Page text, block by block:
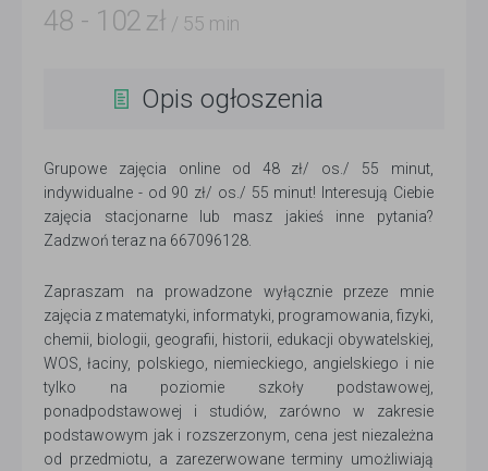
48 - 102 zł / 55 min
Opis ogłoszenia
Grupowe zajęcia online od 48 zł/ os./ 55 minut,
indywidualne - od 90 zł/ os./ 55 minut! Interesują Ciebie
zajęcia stacjonarne lub masz jakieś inne pytania?
Zadzwoń teraz na 667096128.
Zapraszam na prowadzone wyłącznie przeze mnie
zajęcia z matematyki, informatyki, programowania, fizyki,
chemii, biologii, geografii, historii, edukacji obywatelskiej,
WOS, łaciny, polskiego, niemieckiego, angielskiego i nie
tylko na poziomie szkoły podstawowej,
ponadpodstawowej i studiów, zarówno w zakresie
podstawowym jak i rozszerzonym, cena jest niezależna
od przedmiotu, a zarezerwowane terminy umożliwiają